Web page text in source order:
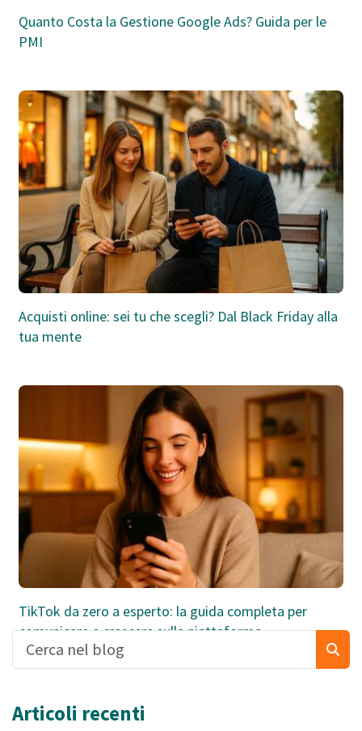
Quanto Costa la Gestione Google Ads? Guida per le
PMI
Acquisti online: sei tu che scegli? Dal Black Friday alla
tua mente
TikTok da zero a esperto: la guida completa per
comunicare e crescere sulla piattaforma
Articoli recenti